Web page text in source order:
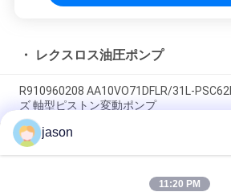
・ レクスロス油圧ポンプ
R910960208 AA10VO71DFLR/31L-
ズ 軸型ピストン変動ポンプ
R910945652 AA10VO71DRG/31L-
ズアキシャルピストン可変ポンプ
R902447189 AA10VO71DR/31L-
jason
11:20 PM